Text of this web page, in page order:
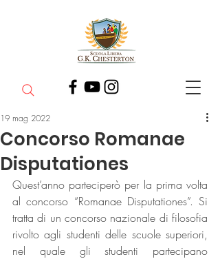
Concorso Romanae
Disputationes
19 mag 2022
Quest’anno parteciperò per la prima volta
al concorso “Romanae Disputationes”. Si
tratta di un concorso nazionale di filosofia
rivolto agli studenti delle scuole superiori,
nel quale gli studenti partecipano